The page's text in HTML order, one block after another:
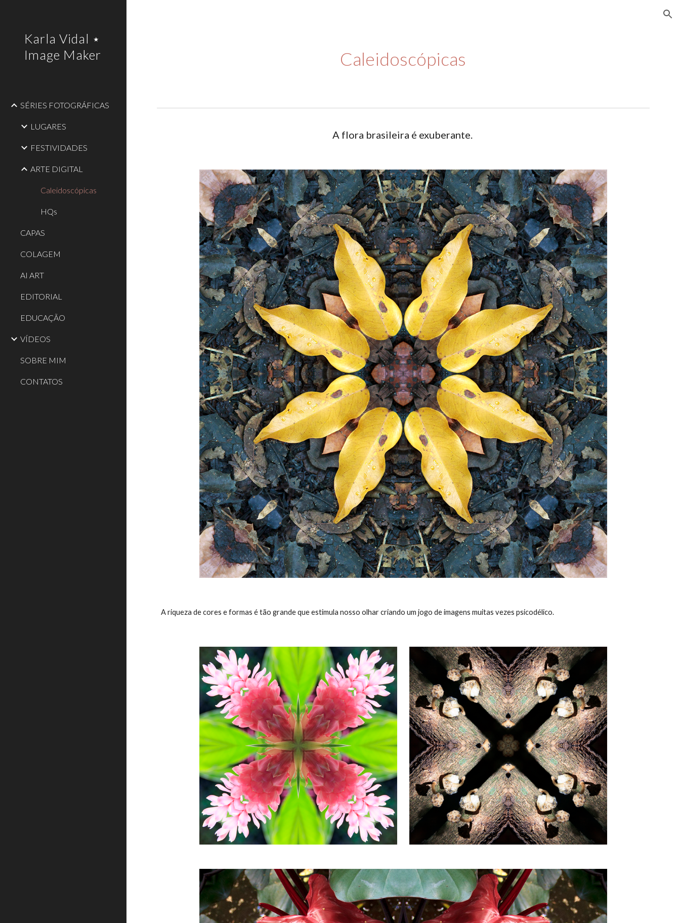
Karla Vidal ⋆
Image Maker
SÉRIES FOTOGRÁFICAS
LUGARES
FESTIVIDADES
ARTE DIGITAL
Caleidoscópicas
HQs
CAPAS
COLAGEM
AI ART
EDITORIAL
EDUCAÇÃO
VÍDEOS
SOBRE MIM
CONTATOS
Caleidoscópicas
A flora brasileira é exuberante.
A riqueza de cores e formas é tão grande que estimula nosso olhar criando um jogo de imagens muitas vezes psicodélico.